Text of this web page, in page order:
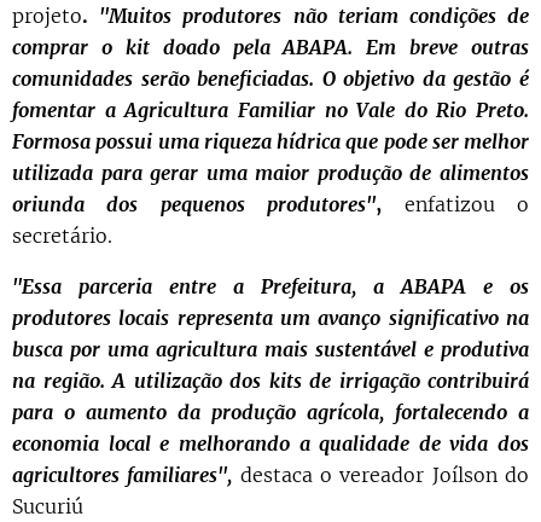
projeto. "Muitos produtores não teriam condições de
comprar o kit doado pela ABAPA. Em breve outras
comunidades serão beneficiadas. O objetivo da gestão é
fomentar a Agricultura Familiar no Vale do Rio Preto.
Formosa possui uma riqueza hídrica que pode ser melhor
utilizada para gerar uma maior produção de alimentos
oriunda dos pequenos produtores", enfatizou o
secretário.
"Essa parceria entre a Prefeitura, a ABAPA e os
produtores locais representa um avanço significativo na
busca por uma agricultura mais sustentável e produtiva
na região. A utilização dos kits de irrigação contribuirá
para o aumento da produção agrícola, fortalecendo a
economia local e melhorando a qualidade de vida dos
agricultores familiares", destaca o vereador Joílson do
Sucuriú